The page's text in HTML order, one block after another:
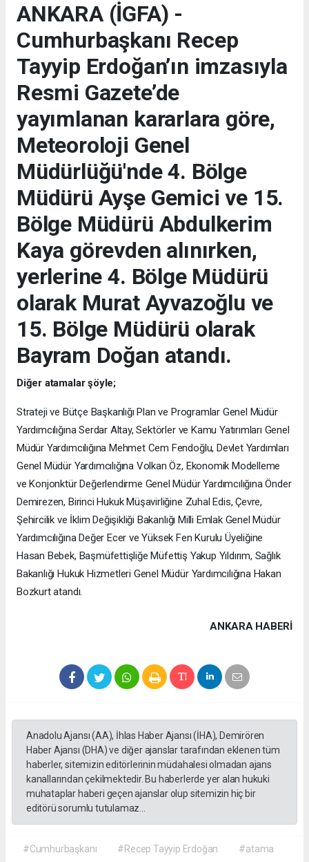
ANKARA (İGFA) -
Cumhurbaşkanı Recep
Tayyip Erdoğan’ın imzasıyla
Resmi Gazete’de
yayımlanan kararlara göre,
Meteoroloji Genel
Müdürlüğü'nde 4. Bölge
Müdürü Ayşe Gemici ve 15.
Bölge Müdürü Abdulkerim
Kaya görevden alınırken,
yerlerine 4. Bölge Müdürü
olarak Murat Ayvazoğlu ve
15. Bölge Müdürü olarak
Bayram Doğan atandı.
Diğer atamalar şöyle;
Strateji ve Bütçe Başkanlığı Plan ve Programlar Genel Müdür
Yardımcılığına Serdar Altay, Sektörler ve Kamu Yatırımları Genel
Müdür Yardımcılığına Mehmet Cem Fendoğlu, Devlet Yardımları
Genel Müdür Yardımcılığına Volkan Öz, Ekonomik Modelleme
ve Konjonktür Değerlendirme Genel Müdür Yardımcılığına Önder
Demirezen, Birinci Hukuk Müşavirliğine Zuhal Edis, Çevre,
Şehircilik ve İklim Değişikliği Bakanlığı Milli Emlak Genel Müdür
Yardımcılığına Değer Ecer ve Yüksek Fen Kurulu Üyeliğine
Hasan Bebek, Başmüfettişliğe Müfettiş Yakup Yıldırım, Sağlık
Bakanlığı Hukuk Hizmetleri Genel Müdür Yardımcılığına Hakan
Bozkurt atandı.
ANKARA HABERİ
Anadolu Ajansı (AA), İhlas Haber Ajansı (İHA), Demirören
Haber Ajansı (DHA) ve diğer ajanslar tarafından eklenen tüm
haberler, sitemizin editörlerinin müdahalesi olmadan ajans
kanallarından çekilmektedir. Bu haberlerde yer alan hukuki
muhataplar haberi geçen ajanslar olup sitemizin hiç bir
editörü sorumlu tutulamaz...
#Cumhurbaşkanı #Recep Tayyip Erdoğan #atama